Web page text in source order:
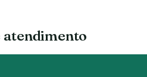
atendimento